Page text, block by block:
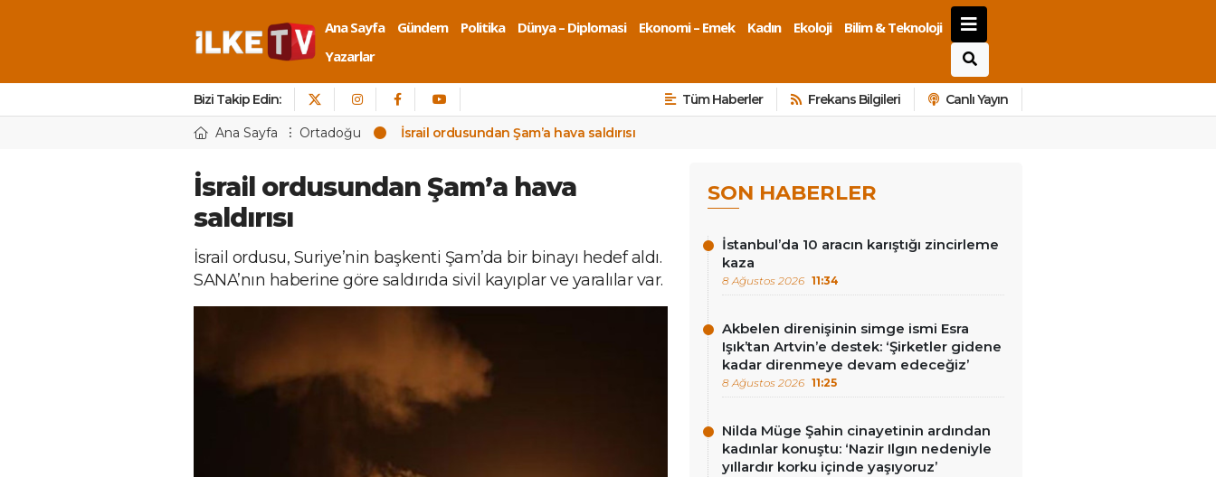
Ana Sayfa Gündem Politika Dünya – Diplomasi Ekonomi – Emek Kadın Ekoloji
Bilim & Teknoloji
Yazarlar
Bizi Takip Edin: Tüm Haberler Frekans Bilgileri Canlı Yayın
Ana Sayfa Ortadoğu İsrail ordusundan Şam’a hava saldırısı
İsrail ordusundan Şam’a hava
saldırısı
İsrail ordusu, Suriye’nin başkenti Şam’da bir binayı hedef aldı.
SANA’nın haberine göre saldırıda sivil kayıplar ve yaralılar var.
SON HABERLER
İstanbul’da 10 aracın karıştığı zincirleme
kaza
8 Ağustos 2026 11:34
Akbelen direnişinin simge ismi Esra
Işık’tan Artvin’e destek: ‘Şirketler gidene
kadar direnmeye devam edeceğiz’
8 Ağustos 2026 11:25
Nilda Müge Şahin cinayetinin ardından
kadınlar konuştu: ‘Nazir Ilgın nedeniyle
yıllardır korku içinde yaşıyoruz’